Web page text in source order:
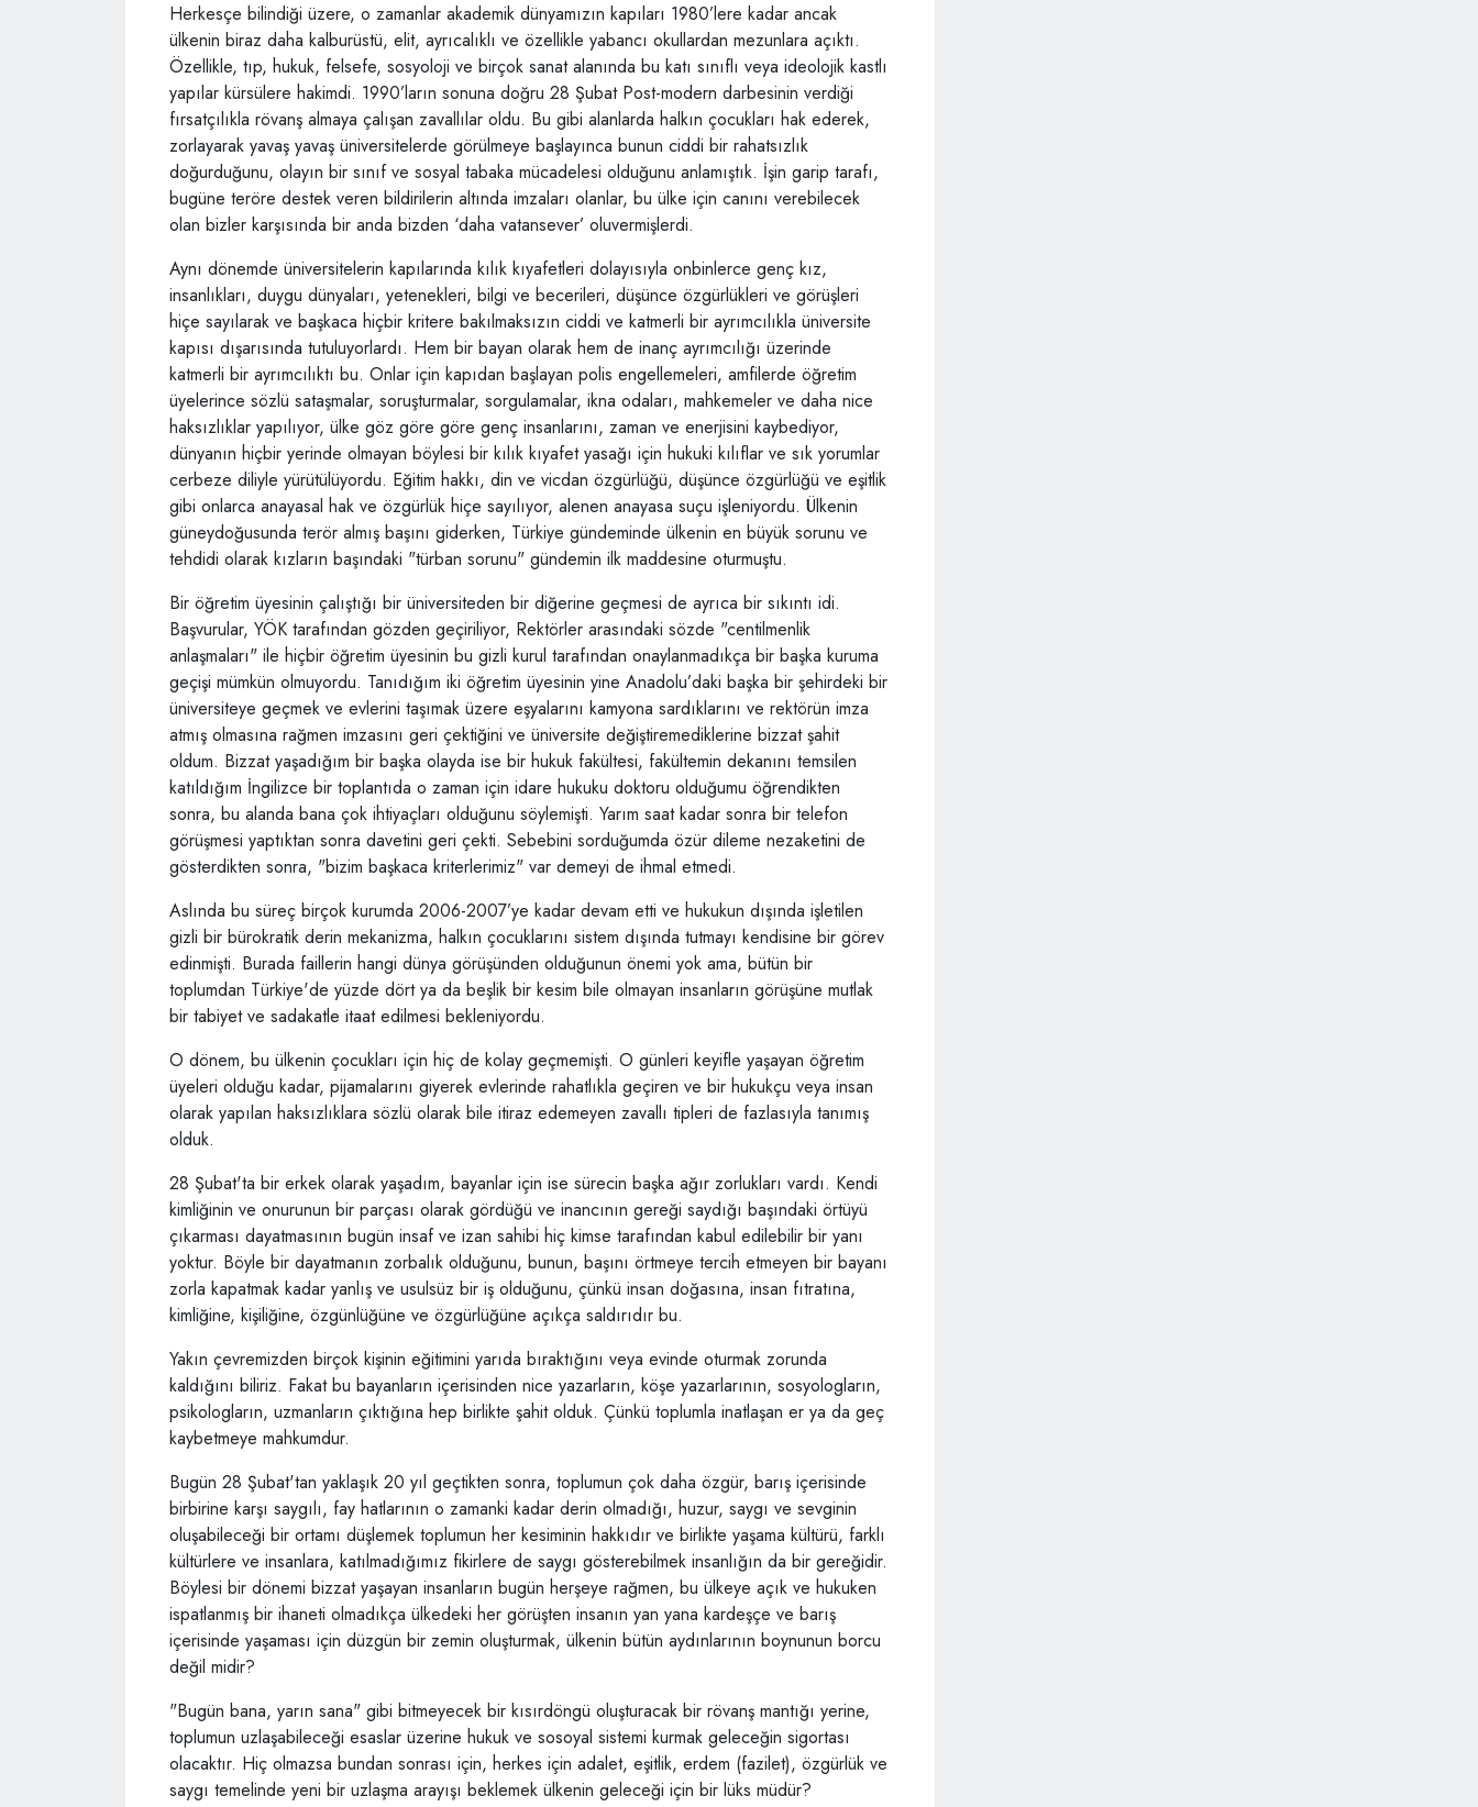
Herkesçe bilindiği üzere, o zamanlar akademik dünyamızın kapıları 1980’lere kadar ancak
ülkenin biraz daha kalburüstü, elit, ayrıcalıklı ve özellikle yabancı okullardan mezunlara açıktı.
Özellikle, tıp, hukuk, felsefe, sosyoloji ve birçok sanat alanında bu katı sınıflı veya ideolojik kastlı
yapılar kürsülere hakimdi. 1990’ların sonuna doğru 28 Şubat Post-modern darbesinin verdiği
fırsatçılıkla rövanş almaya çalışan zavallılar oldu. Bu gibi alanlarda halkın çocukları hak ederek,
zorlayarak yavaş yavaş üniversitelerde görülmeye başlayınca bunun ciddi bir rahatsızlık
doğurduğunu, olayın bir sınıf ve sosyal tabaka mücadelesi olduğunu anlamıştık. İşin garip tarafı,
bugüne teröre destek veren bildirilerin altında imzaları olanlar, bu ülke için canını verebilecek
olan bizler karşısında bir anda bizden ‘daha vatansever’ oluvermişlerdi.
Aynı dönemde üniversitelerin kapılarında kılık kıyafetleri dolayısıyla onbinlerce genç kız,
insanlıkları, duygu dünyaları, yetenekleri, bilgi ve becerileri, düşünce özgürlükleri ve görüşleri
hiçe sayılarak ve başkaca hiçbir kritere bakılmaksızın ciddi ve katmerli bir ayrımcılıkla üniversite
kapısı dışarısında tutuluyorlardı. Hem bir bayan olarak hem de inanç ayrımcılığı üzerinde
katmerli bir ayrımcılıktı bu. Onlar için kapıdan başlayan polis engellemeleri, amfilerde öğretim
üyelerince sözlü sataşmalar, soruşturmalar, sorgulamalar, ikna odaları, mahkemeler ve daha nice
haksızlıklar yapılıyor, ülke göz göre göre genç insanlarını, zaman ve enerjisini kaybediyor,
dünyanın hiçbir yerinde olmayan böylesi bir kılık kıyafet yasağı için hukuki kılıflar ve sık yorumlar
cerbeze diliyle yürütülüyordu. Eğitim hakkı, din ve vicdan özgürlüğü, düşünce özgürlüğü ve eşitlik
gibi onlarca anayasal hak ve özgürlük hiçe sayılıyor, alenen anayasa suçu işleniyordu. Ülkenin
güneydoğusunda terör almış başını giderken, Türkiye gündeminde ülkenin en büyük sorunu ve
tehdidi olarak kızların başındaki "türban sorunu" gündemin ilk maddesine oturmuştu.
Bir öğretim üyesinin çalıştığı bir üniversiteden bir diğerine geçmesi de ayrıca bir sıkıntı idi.
Başvurular, YÖK tarafından gözden geçiriliyor, Rektörler arasındaki sözde "centilmenlik
anlaşmaları" ile hiçbir öğretim üyesinin bu gizli kurul tarafından onaylanmadıkça bir başka kuruma
geçişi mümkün olmuyordu. Tanıdığım iki öğretim üyesinin yine Anadolu’daki başka bir şehirdeki bir
üniversiteye geçmek ve evlerini taşımak üzere eşyalarını kamyona sardıklarını ve rektörün imza
atmış olmasına rağmen imzasını geri çektiğini ve üniversite değiştiremediklerine bizzat şahit
oldum. Bizzat yaşadığım bir başka olayda ise bir hukuk fakültesi, fakültemin dekanını temsilen
katıldığım İngilizce bir toplantıda o zaman için idare hukuku doktoru olduğumu öğrendikten
sonra, bu alanda bana çok ihtiyaçları olduğunu söylemişti. Yarım saat kadar sonra bir telefon
görüşmesi yaptıktan sonra davetini geri çekti. Sebebini sorduğumda özür dileme nezaketini de
gösterdikten sonra, "bizim başkaca kriterlerimiz" var demeyi de ihmal etmedi.
Aslında bu süreç birçok kurumda 2006-2007’ye kadar devam etti ve hukukun dışında işletilen
gizli bir bürokratik derin mekanizma, halkın çocuklarını sistem dışında tutmayı kendisine bir görev
edinmişti. Burada faillerin hangi dünya görüşünden olduğunun önemi yok ama, bütün bir
toplumdan Türkiye'de yüzde dört ya da beşlik bir kesim bile olmayan insanların görüşüne mutlak
bir tabiyet ve sadakatle itaat edilmesi bekleniyordu.
O dönem, bu ülkenin çocukları için hiç de kolay geçmemişti. O günleri keyifle yaşayan öğretim
üyeleri olduğu kadar, pijamalarını giyerek evlerinde rahatlıkla geçiren ve bir hukukçu veya insan
olarak yapılan haksızlıklara sözlü olarak bile itiraz edemeyen zavallı tipleri de fazlasıyla tanımış
olduk.
28 Şubat'ta bir erkek olarak yaşadım, bayanlar için ise sürecin başka ağır zorlukları vardı. Kendi
kimliğinin ve onurunun bir parçası olarak gördüğü ve inancının gereği saydığı başındaki örtüyü
çıkarması dayatmasının bugün insaf ve izan sahibi hiç kimse tarafından kabul edilebilir bir yanı
yoktur. Böyle bir dayatmanın zorbalık olduğunu, bunun, başını örtmeye tercih etmeyen bir bayanı
zorla kapatmak kadar yanlış ve usulsüz bir iş olduğunu, çünkü insan doğasına, insan fıtratına,
kimliğine, kişiliğine, özgünlüğüne ve özgürlüğüne açıkça saldırıdır bu.
Yakın çevremizden birçok kişinin eğitimini yarıda bıraktığını veya evinde oturmak zorunda
kaldığını biliriz. Fakat bu bayanların içerisinden nice yazarların, köşe yazarlarının, sosyologların,
psikologların, uzmanların çıktığına hep birlikte şahit olduk. Çünkü toplumla inatlaşan er ya da geç
kaybetmeye mahkumdur.
Bugün 28 Şubat'tan yaklaşık 20 yıl geçtikten sonra, toplumun çok daha özgür, barış içerisinde
birbirine karşı saygılı, fay hatlarının o zamanki kadar derin olmadığı, huzur, saygı ve sevginin
oluşabileceği bir ortamı düşlemek toplumun her kesiminin hakkıdır ve birlikte yaşama kültürü, farklı
kültürlere ve insanlara, katılmadığımız fikirlere de saygı gösterebilmek insanlığın da bir gereğidir.
Böylesi bir dönemi bizzat yaşayan insanların bugün herşeye rağmen, bu ülkeye açık ve hukuken
ispatlanmış bir ihaneti olmadıkça ülkedeki her görüşten insanın yan yana kardeşçe ve barış
içerisinde yaşaması için düzgün bir zemin oluşturmak, ülkenin bütün aydınlarının boynunun borcu
değil midir?
"Bugün bana, yarın sana" gibi bitmeyecek bir kısırdöngü oluşturacak bir rövanş mantığı yerine,
toplumun uzlaşabileceği esaslar üzerine hukuk ve sosoyal sistemi kurmak geleceğin sigortası
olacaktır. Hiç olmazsa bundan sonrası için, herkes için adalet, eşitlik, erdem (fazilet), özgürlük ve
saygı temelinde yeni bir uzlaşma arayışı beklemek ülkenin geleceği için bir lüks müdür?